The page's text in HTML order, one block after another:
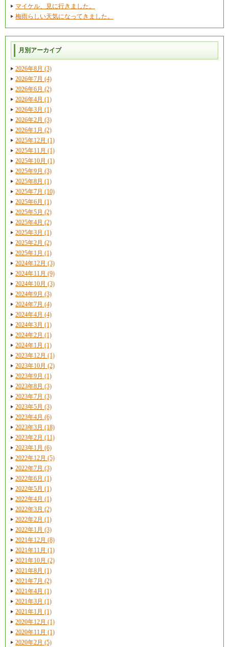
マイケル、見に行きました。
梅雨らしい天気になってきました。
月別アーカイブ
2026年8月 (3)
2026年7月 (4)
2026年6月 (2)
2026年4月 (1)
2026年3月 (1)
2026年2月 (3)
2026年1月 (2)
2025年12月 (1)
2025年11月 (1)
2025年10月 (1)
2025年9月 (3)
2025年8月 (1)
2025年7月 (10)
2025年6月 (1)
2025年5月 (2)
2025年4月 (2)
2025年3月 (1)
2025年2月 (2)
2025年1月 (1)
2024年12月 (3)
2024年11月 (9)
2024年10月 (3)
2024年9月 (3)
2024年7月 (4)
2024年4月 (4)
2024年3月 (1)
2024年2月 (1)
2024年1月 (1)
2023年12月 (1)
2023年10月 (2)
2023年9月 (1)
2023年8月 (3)
2023年7月 (3)
2023年5月 (3)
2023年4月 (6)
2023年3月 (18)
2023年2月 (11)
2023年1月 (6)
2022年12月 (5)
2022年7月 (3)
2022年6月 (1)
2022年5月 (1)
2022年4月 (1)
2022年3月 (2)
2022年2月 (1)
2022年1月 (3)
2021年12月 (8)
2021年11月 (1)
2021年10月 (2)
2021年8月 (1)
2021年7月 (2)
2021年4月 (1)
2021年3月 (1)
2021年1月 (1)
2020年12月 (1)
2020年11月 (1)
2020年2月 (5)